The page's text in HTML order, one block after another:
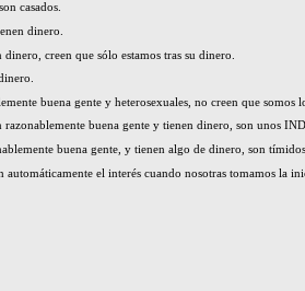
casados.
dinero.
creen que sólo estamos tras su dinero.
buena gente y heterosexuales, no creen que somos
buena gente y tienen dinero, son unos
buena gente, y tienen algo de dinero, son
el interés cuando nosotras tomamos la